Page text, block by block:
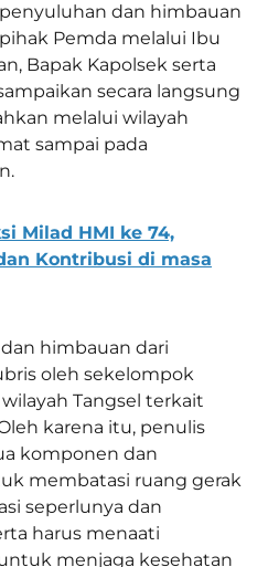
dan himbauan
Pemda melalui Ibu
Bapak Kapolsek serta
secara langsung
melalui wilayah
sampai pada
Milad HMI ke 74,
Kontribusi di masa
himbauan dari
oleh sekelompok
Tangsel terkait
karena itu, penulis
komponen dan
membatasi ruang gerak
seperlunya dan
harus menaati
menjaga kesehatan